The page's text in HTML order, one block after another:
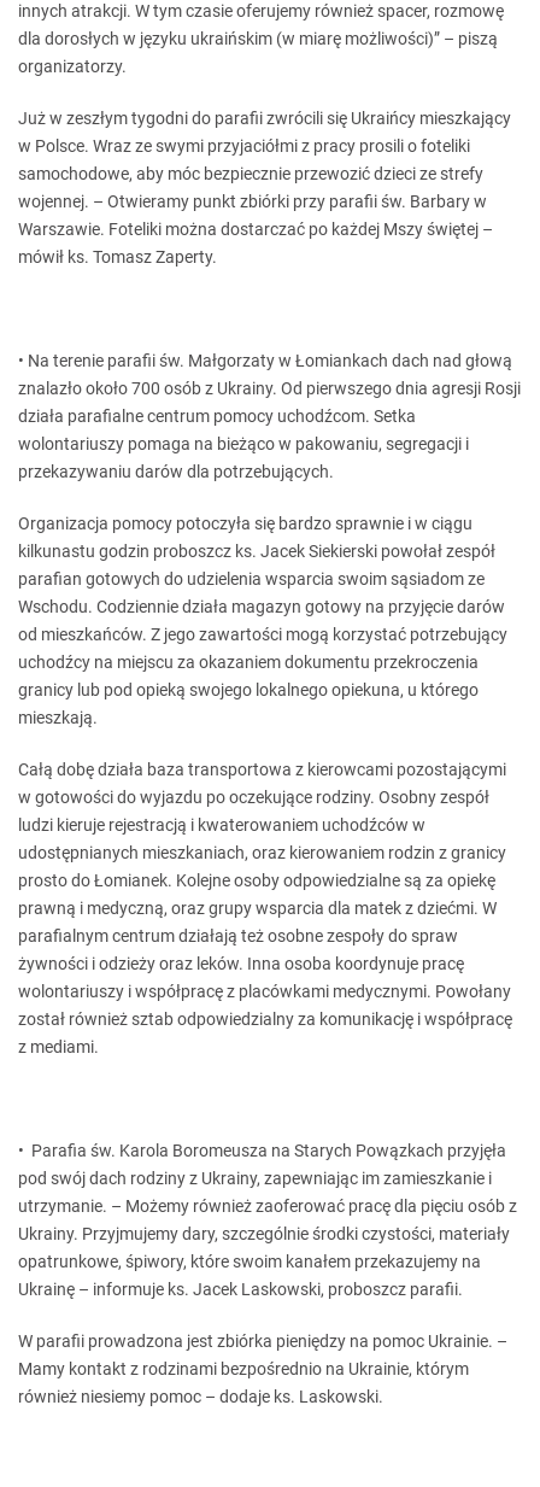
innych atrakcji. W tym czasie oferujemy również spacer, rozmowę
dla dorosłych w języku ukraińskim (w miarę możliwości)” – piszą
organizatorzy.
Już w zeszłym tygodni do parafii zwrócili się Ukraińcy mieszkający
w Polsce. Wraz ze swymi przyjaciółmi z pracy prosili o foteliki
samochodowe, aby móc bezpiecznie przewozić dzieci ze strefy
wojennej. – Otwieramy punkt zbiórki przy parafii św. Barbary w
Warszawie. Foteliki można dostarczać po każdej Mszy świętej –
mówił ks. Tomasz Zaperty.
• Na terenie parafii św. Małgorzaty w Łomiankach dach nad głową
znalazło około 700 osób z Ukrainy. Od pierwszego dnia agresji Rosji
działa parafialne centrum pomocy uchodźcom. Setka
wolontariuszy pomaga na bieżąco w pakowaniu, segregacji i
przekazywaniu darów dla potrzebujących.
Organizacja pomocy potoczyła się bardzo sprawnie i w ciągu
kilkunastu godzin proboszcz ks. Jacek Siekierski powołał zespół
parafian gotowych do udzielenia wsparcia swoim sąsiadom ze
Wschodu. Codziennie działa magazyn gotowy na przyjęcie darów
od mieszkańców. Z jego zawartości mogą korzystać potrzebujący
uchodźcy na miejscu za okazaniem dokumentu przekroczenia
granicy lub pod opieką swojego lokalnego opiekuna, u którego
mieszkają.
Całą dobę działa baza transportowa z kierowcami pozostającymi
w gotowości do wyjazdu po oczekujące rodziny. Osobny zespół
ludzi kieruje rejestracją i kwaterowaniem uchodźców w
udostępnianych mieszkaniach, oraz kierowaniem rodzin z granicy
prosto do Łomianek. Kolejne osoby odpowiedzialne są za opiekę
prawną i medyczną, oraz grupy wsparcia dla matek z dziećmi. W
parafialnym centrum działają też osobne zespoły do spraw
żywności i odzieży oraz leków. Inna osoba koordynuje pracę
wolontariuszy i współpracę z placówkami medycznymi. Powołany
został również sztab odpowiedzialny za komunikację i współpracę
z mediami.
• Parafia św. Karola Boromeusza na Starych Powązkach przyjęła
pod swój dach rodziny z Ukrainy, zapewniając im zamieszkanie i
utrzymanie. – Możemy również zaoferować pracę dla pięciu osób z
Ukrainy. Przyjmujemy dary, szczególnie środki czystości, materiały
opatrunkowe, śpiwory, które swoim kanałem przekazujemy na
Ukrainę – informuje ks. Jacek Laskowski, proboszcz parafii.
W parafii prowadzona jest zbiórka pieniędzy na pomoc Ukrainie. –
Mamy kontakt z rodzinami bezpośrednio na Ukrainie, którym
również niesiemy pomoc – dodaje ks. Laskowski.